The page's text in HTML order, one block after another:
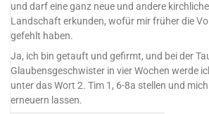
und darf eine ganz neue und andere
Landschaft erkunden, wofür mir früher die
gefehlt haben.
Ja, ich bin getauft und gefirmt, und bei der
Glaubensgeschwister in vier Wochen werde
unter das Wort 2. Tim 1, 6-8a stellen und
erneuern lassen.